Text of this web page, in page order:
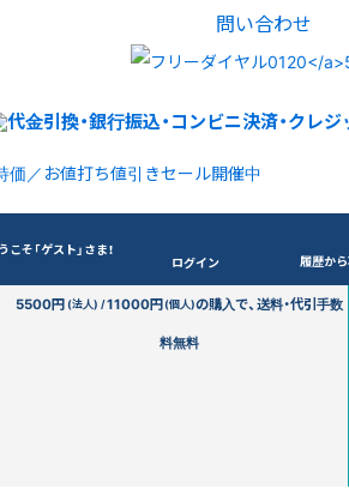
問い合わせ
価／お値打ち値引きセール開催中
こそ「ゲスト」さま！
ログイン 履歴か
5500円(法人) /11000円(個人)の購入で、送料・代引手数
料無料